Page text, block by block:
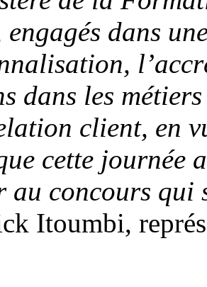
engagés dans
dans les
client, en
cette
au concours qui
Itoumbi,